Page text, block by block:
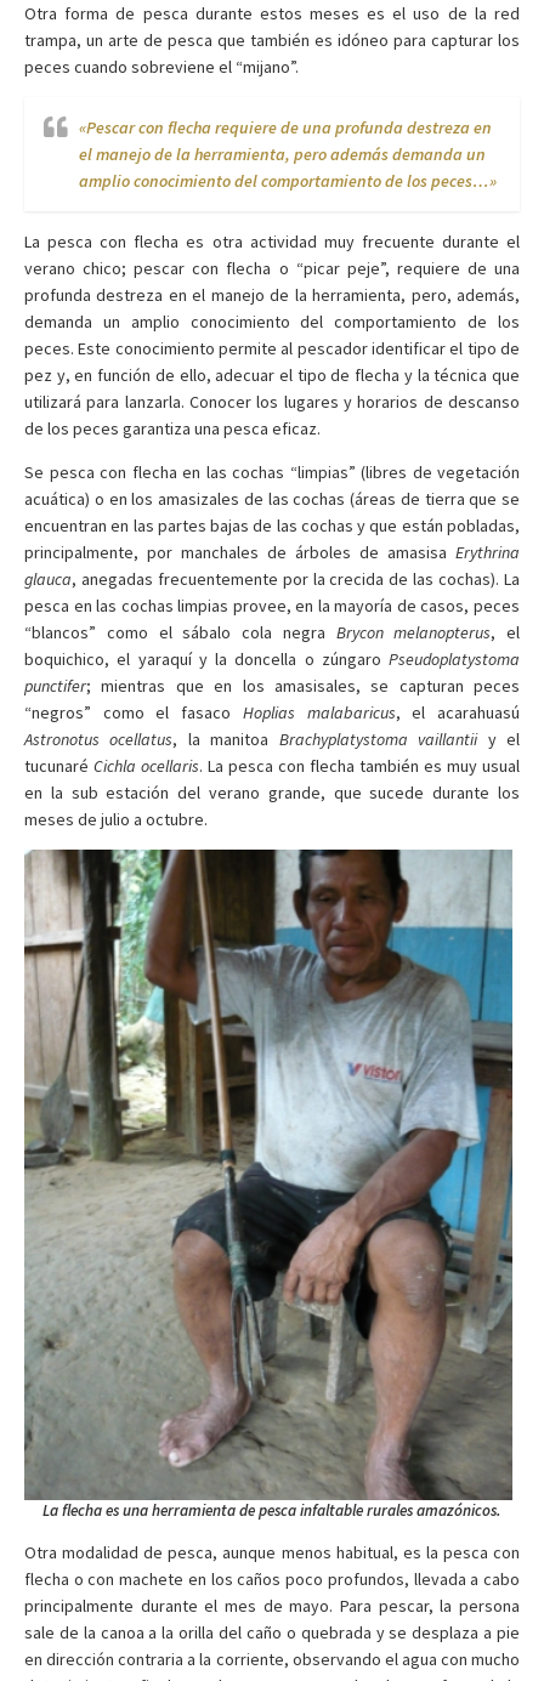
Otra forma de pesca durante estos meses es el uso de la red
trampa, un arte de pesca que también es idóneo para capturar los
peces cuando sobreviene el “mijano”.
«Pescar con flecha requiere de una profunda destreza en
el manejo de la herramienta, pero además demanda un
amplio conocimiento del comportamiento de los peces…»
La pesca con flecha es otra actividad muy frecuente durante el
verano chico; pescar con flecha o “picar peje”, requiere de una
profunda destreza en el manejo de la herramienta, pero, además,
demanda un amplio conocimiento del comportamiento de los
peces. Este conocimiento permite al pescador identificar el tipo de
pez y, en función de ello, adecuar el tipo de flecha y la técnica que
utilizará para lanzarla. Conocer los lugares y horarios de descanso
de los peces garantiza una pesca eficaz.
Se pesca con flecha en las cochas “limpias” (libres de vegetación
acuática) o en los amasizales de las cochas (áreas de tierra que se
encuentran en las partes bajas de las cochas y que están pobladas,
principalmente, por manchales de árboles de amasisa Erythrina
glauca, anegadas frecuentemente por la crecida de las cochas). La
pesca en las cochas limpias provee, en la mayoría de casos, peces
“blancos” como el sábalo cola negra Brycon melanopterus, el
boquichico, el yaraquí y la doncella o zúngaro Pseudoplatystoma
punctifer; mientras que en los amasisales, se capturan peces
“negros” como el fasaco Hoplias malabaricus, el acarahuasú
Astronotus ocellatus, la manitoa Brachyplatystoma vaillantiiy el
tucunaré Cichla ocellaris. La pesca con flecha también es muy usual
en la sub estación del verano grande, que sucede durante los
meses de julio a octubre.
La flecha es una herramienta de pesca infaltable rurales amazónicos.
Otra modalidad de pesca, aunque menos habitual, es la pesca con
flecha o con machete en los caños poco profundos, llevada a cabo
principalmente durante el mes de mayo. Para pescar, la persona
sale de la canoa a la orilla del caño o quebrada y se desplaza a pie
en dirección contraria a la corriente, observando el agua con mucho